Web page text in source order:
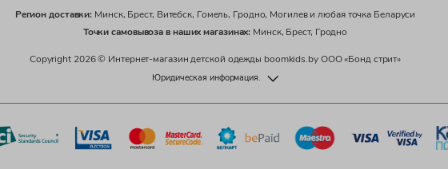
Регион доставки: Минск, Брест, Витебск, Гомель, Гродно, Могилев и любая точка Беларуси
Точки самовывоза в наших магазинах: Минск, Брест, Гродно
Copyright 2026 © Интернет-магазин детской одежды boomkids.by ООО «Бонд стрит»
Юридическая информация.